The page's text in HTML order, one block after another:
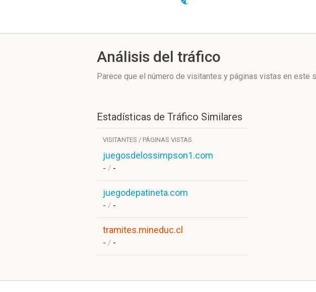
Análisis del tráfico
Parece que el número de visitantes y páginas vistas en este
Estadísticas de Tráfico Similares
VISITANTES / PÁGINAS VISTAS
juegosdelossimpson1.com
- / -
juegodepatineta.com
- / -
tramites.mineduc.cl
- / -